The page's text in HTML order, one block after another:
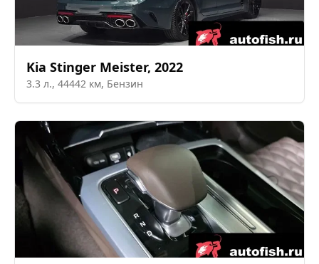
Kia Stinger Meister, 2022
3.3 л., 44442 км, Бензин